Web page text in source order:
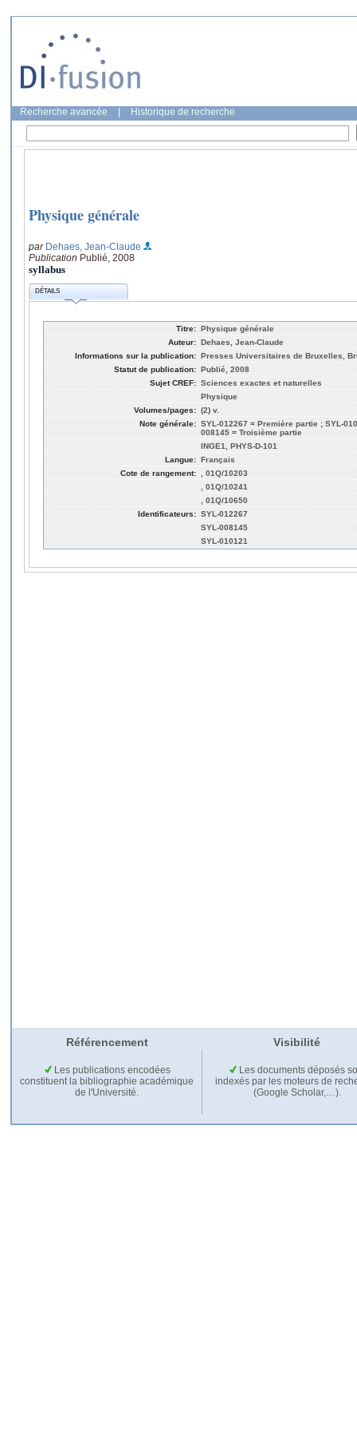
Recherche avancée Historique de recherche
Physique générale
par Dehaes, Jean-Claude
Publication Publié, 2008
syllabus
DÉTAILS
Titre: Physique générale
Auteur: Dehaes, Jean-Claude
Informations sur la publication: Presses Universitaires de Bruxelles,
Statut de publication: Publié, 2008
Sujet CREF: Sciences exactes et naturelles
Physique
Volumes/pages: (2) v.
Note générale: SYL-012267 = Première partie ; SYL-
008145 = Troisième partie
INGE1, PHYS-D-101
Langue: Français
Cote de rangement:
, 01Q/10203
, 01Q/10241
, 01Q/10650
Identificateurs: SYL-012267
SYL-008145
SYL-010121
Référencement Visibilité
Les publications encodées
constituent la bibliographie académique
de l'Université.
Les documents déposés
indexés par les moteurs de
(Google Scholar,…).